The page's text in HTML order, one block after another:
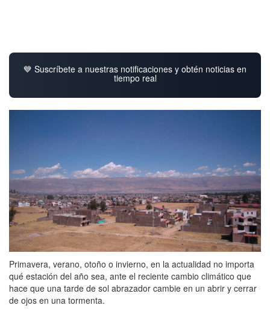
💙 Suscríbete a nuestras notificaciones y obtén noticias en
tiempo real
Primavera, verano, otoño o invierno, en la actualidad no importa
qué estación del año sea, ante el reciente cambio climático que
hace que una tarde de sol abrazador cambie en un abrir y cerrar
de ojos en una tormenta.